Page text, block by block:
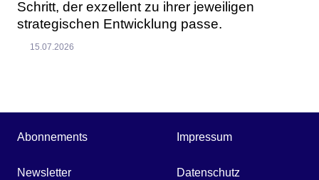
Schritt, der exzellent zu ihrer jeweiligen
strategischen Entwicklung passe.
15.07.2026
Abonnements
Newsletter
Impressum
Datenschutz